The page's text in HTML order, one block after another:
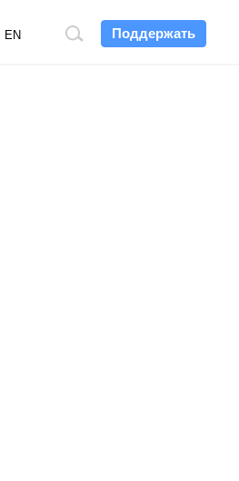
Поддержать
Поиск
EN